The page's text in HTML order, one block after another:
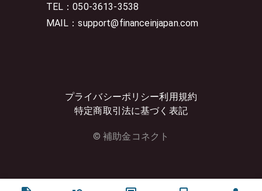
TEL：050-3613-3538
MAIL：support@financeinjapan.com
プライバシーポリシー利用規約
特定商取引法に基づく表記
© 補助金コネクト